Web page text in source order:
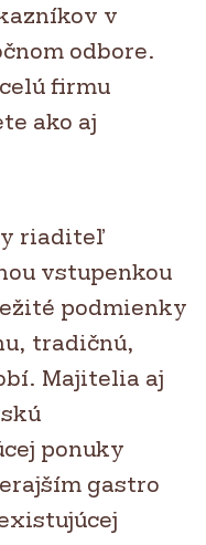
v
odbore.
firmu
ako aj
riaditeľ
vstupenkou
podmienky
tradičnú,
Majitelia aj
ponuky
gastro